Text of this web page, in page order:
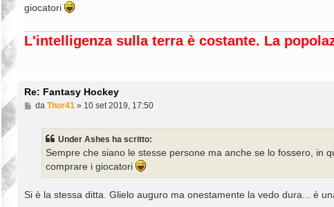
a
g
i
giocatori
L'intelligenza sulla terra è costante. La
Re: Fantasy Hockey
M
da Thor41» 10 set 2019, 17:50
Under Ashes ha scritto:
Sempre che siano le stesse persone ma anche se lo fossero, in
comprare i giocatori
Si è la stessa ditta. Glielo auguro ma onestamente la vedo dura... è